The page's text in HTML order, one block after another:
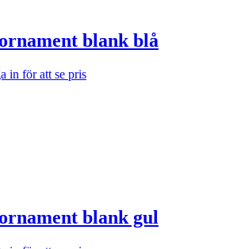
blank blå
in för att se pris
blank gul